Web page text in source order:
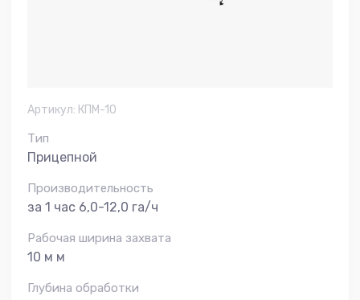
Артикул: КПМ-10
Тип
Прицепной
Производительность
за 1 час 6,0-12,0 га/ч
Рабочая ширина захвата
10 м м
Глубина обработки